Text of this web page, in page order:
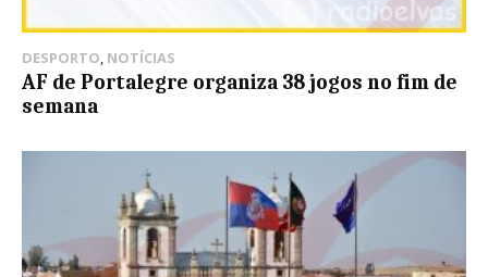
DESPORTO, NOTÍCIAS
AF de Portalegre organiza 38 jogos no fim de
semana